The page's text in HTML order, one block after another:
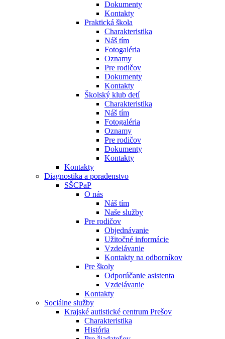
Dokumenty
Kontakty
Praktická škola
Charakteristika
Náš tím
Fotogaléria
Oznamy
Pre rodičov
Dokumenty
Kontakty
Školský klub detí
Charakteristika
Náš tím
Fotogaléria
Oznamy
Pre rodičov
Dokumenty
Kontakty
Kontakty
Diagnostika a poradenstvo
SŠCPaP
O nás
Náš tím
Naše služby
Pre rodičov
Objednávanie
Užitočné informácie
Vzdelávanie
Kontakty na odborníkov
Pre školy
Odporúčanie asistenta
Vzdelávanie
Kontakty
Sociálne služby
Krajské autistické centrum Prešov
Charakteristika
História